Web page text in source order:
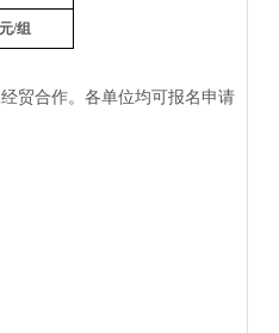
/组
贸合作。各单位均可报名申请